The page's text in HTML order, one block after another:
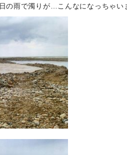
の雨で濁りが…こんなになっちゃい